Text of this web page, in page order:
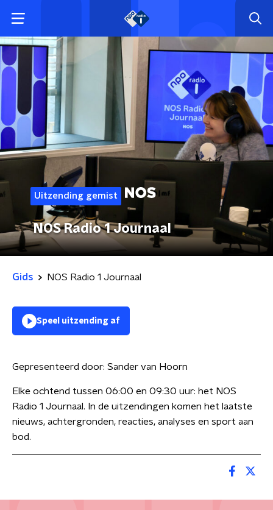
Uitzending gemist
NOS Radio 1 Journaal
Gids NOS Radio 1 Journaal
Speel uitzending af
Gepresenteerd door: Sander van Hoorn
Elke ochtend tussen 06:00 en 09:30 uur: het NOS
Radio 1 Journaal. In de uitzendingen komen het laatste
nieuws, achtergronden, reacties, analyses en sport aan
bod.